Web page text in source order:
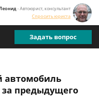
- Автоюрист, консультант
Спросить юриста
Задать вопрос
автомобиль
предыдущего